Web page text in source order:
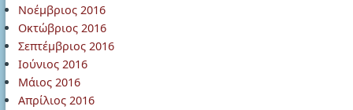
Νοέμβριος 2016
Οκτώβριος 2016
Σεπτέμβριος 2016
Ιούνιος 2016
Μάιος 2016
Απρίλιος 2016